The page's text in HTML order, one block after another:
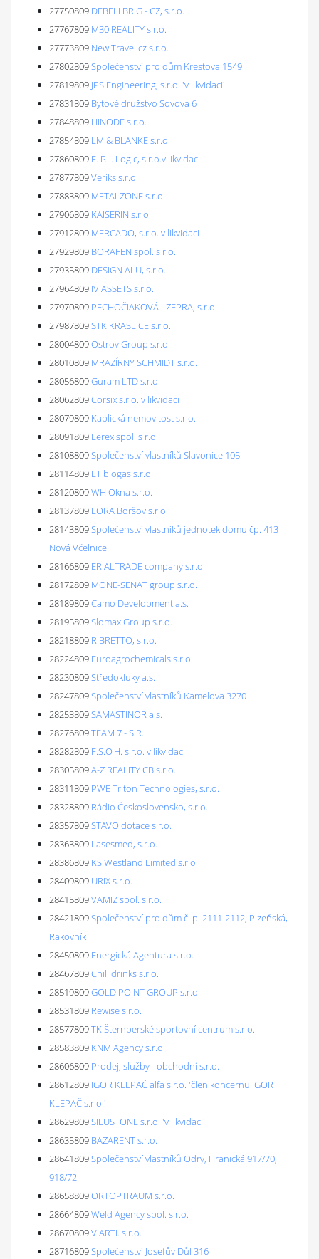
27750809 DEBELI BRIG - CZ, s.r.o.
27767809 M30 REALITY s.r.o.
27773809 New Travel.cz s.r.o.
27802809Společenství pro dům Krestova 1549
27819809 JPS Engineering, s.r.o. 'v likvidaci'
27831809 Bytové družstvo Sovova 6
27848809 HINODE s.r.o.
27854809 LM & BLANKE s.r.o.
27860809 E. P. I. Logic, s.r.o.v likvidaci
27877809Veriks s.r.o.
27883809 METALZONE s.r.o.
27906809 KAISERIN s.r.o.
27912809 MERCADO, s.r.o. v likvidaci
27929809 BORAFEN spol. s r.o.
27935809 DESIGN ALU, s.r.o.
27964809 IV ASSETS s.r.o.
27970809 PECHOČIAKOVÁ - ZEPRA, s.r.o.
27987809STK KRASLICE s.r.o.
28004809Ostrov Group s.r.o.
28010809 MRAZÍRNY SCHMIDT s.r.o.
28056809Guram LTD s.r.o.
28062809Corsix s.r.o. v likvidaci
28079809 Kaplická nemovitost s.r.o.
28091809 Lerex spol. s r.o.
28108809Společenství vlastníků Slavonice 105
28114809 ET biogas s.r.o.
28120809WH Okna s.r.o.
28137809 LORA Boršov s.r.o.
28143809Společenství vlastníků jednotek domu čp. 413
Nová Včelnice
28166809 ERIALTRADE company s.r.o.
28172809 MONE-SENAT group s.r.o.
28189809Camo Development a.s.
28195809Slomax Group s.r.o.
28218809 RIBRETTO, s.r.o.
28224809 Euroagrochemicals s.r.o.
28230809Středokluky a.s.
28247809Společenství vlastníků Kamelova 3270
28253809SAMASTINOR a.s.
28276809TEAM 7 - S.R.L.
28282809 F.S.O.H. s.r.o. v likvidaci
28305809A-Z REALITY CB s.r.o.
28311809 PWE Triton Technologies, s.r.o.
28328809 Rádio Československo, s.r.o.
28357809STAVO dotace s.r.o.
28363809 Lasesmed, s.r.o.
28386809 KS Westland Limited s.r.o.
28409809 URIX s.r.o.
28415809VAMIZ spol. s r.o.
28421809Společenství pro dům č. p. 2111-2112, Plzeňská,
Rakovník
28450809 Energická Agentura s.r.o.
28467809Chillidrinks s.r.o.
28519809GOLD POINT GROUP s.r.o.
28531809 Rewise s.r.o.
28577809TK Šternberské sportovní centrum s.r.o.
28583809 KNM Agency s.r.o.
28606809 Prodej, služby - obchodní s.r.o.
28612809 IGOR KLEPAČ alfa s.r.o. 'člen koncernu IGOR
KLEPAČ s.r.o.'
28629809SILUSTONE s.r.o. 'v likvidaci'
28635809 BAZARENT s.r.o.
28641809Společenství vlastníků Odry, Hranická 917/70,
918/72
28658809ORTOPTRAUM s.r.o.
28664809Weld Agency spol. s r.o.
28670809VIARTI. s.r.o.
28716809Společenství Josefův Důl 316